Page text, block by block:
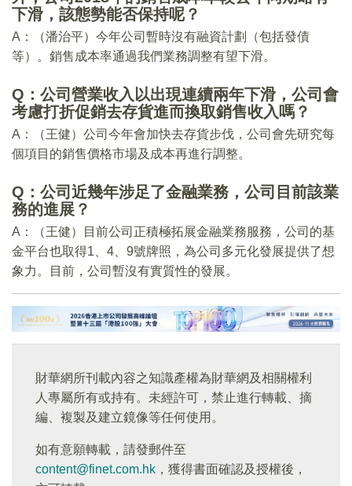
下滑，該態勢能否保持呢？
A：（潘治平）今年公司暫時沒有融資計劃（包括發債
等）。銷售成本率通過我們業務調整有望下滑。
Q：公司營業收入以出現連續兩年下滑，公司會
考慮打折促銷去存貨進而換取銷售收入嗎？
A：（王健）公司今年會加快去存貨步伐，公司會先研究每
個項目的銷售價格市場及成本再進行調整。
Q：公司近幾年涉足了金融業務，公司目前該業
務的進展？
A：（王健）目前公司正積極拓展金融業務服務，公司的基
金平台也取得1、4、9號牌照，為公司多元化發展提供了想
象力。目前，公司暫沒有實質性的發展。
財華網所刊載內容之知識產權為財華網及相關權利
人專屬所有或持有。未經許可，禁止進行轉載、摘
編、複製及建立鏡像等任何使用。
如有意願轉載，請發郵件至
content@finet.com.hk ，獲得書面確認及授權後，